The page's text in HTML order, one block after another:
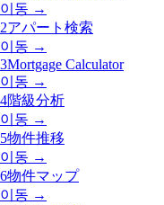
이동 →
2アパート検索
이동 →
3Mortgage Calculator
이동 →
4階級分析
이동 →
5物件推移
이동 →
6物件マップ
이동 →